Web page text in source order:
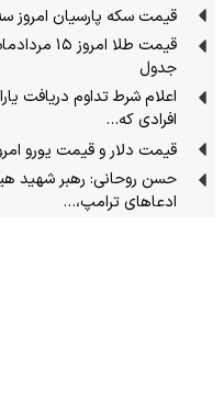
قیمت سکه پارسیان امروز سه‌شنبه ۱۳ مرداد
جدول
اعلام شرط تداوم دریافت
افرادی که…
قیمت دلار و قیمت یورو امروز سه‌شنبه ۱۳
حسن روحانی: رهبر شهید
ادعاهای ترامپ،…